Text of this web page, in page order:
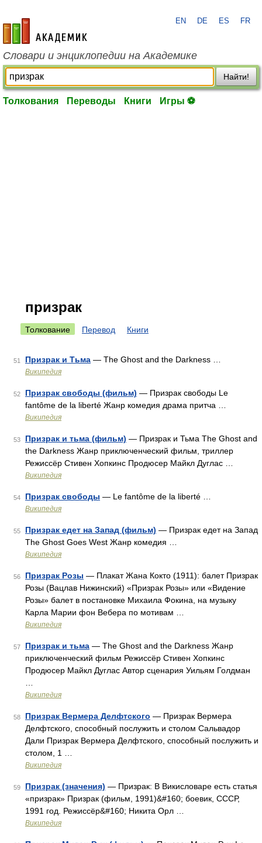
academic.ru
EN DE ES FR
Словари и энциклопедии на Академике
Найти!
Толкования Переводы Книги Игры ⚽
призрак
Толкование Перевод Книги
51 Призрак и Тьма — The Ghost and the Darkness …
Википедия
52 Призрак свободы (фильм) — Призрак свободы Le
fantôme de la liberté Жанр комедия драма притча …
Википедия
53 Призрак и тьма (фильм) — Призрак и Тьма The Ghost and
the Darkness Жанр приключенческий фильм, триллер
Режиссёр Стивен Хопкинс Продюсер Майкл Дуглас …
Википедия
54 Призрак свободы — Le fantôme de la liberté …
Википедия
55 Призрак едет на Запад (фильм) — Призрак едет на Запад
The Ghost Goes West Жанр комедия …
Википедия
56 Призрак Розы — Плакат Жана Кокто (1911): балет Призрак
Розы (Вацлав Нижинский) «Призрак Розы» или «Видение
Розы» балет в постановке Михаила Фокина, на музыку
Карла Марии фон Вебера по мотивам …
Википедия
57 Призрак и тьма — The Ghost and the Darkness Жанр
приключенческий фильм Режиссёр Стивен Хопкинс
Продюсер Майкл Дуглас Автор сценария Уильям Голдман
Википедия
58 Призрак Вермера Делфтского — Призрак Вермера
Делфтского, способный послужить и столом Сальвадор
Дали Призрак Вермера Делфтского, способный послужить и
столом, 1 …
Википедия
59 Призрак (значения) — Призрак: В Викисловаре есть статья
«призрак» Призрак (фильм, 1991)&#160; боевик, СССР,
1991 год. Режиссёр&#160; Никита Орл …
Википедия